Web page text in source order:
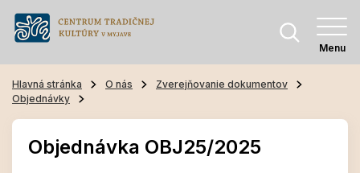
Menu
Hlavná stránka O nás
Zverejňovanie dokumentov
Objednávky
Objednávka OBJ25/2025